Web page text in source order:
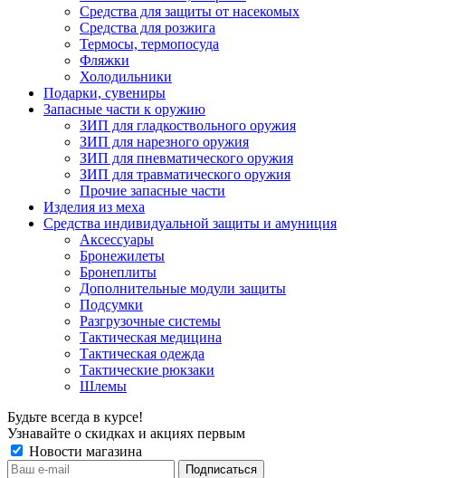
Средства для защиты от насекомых
Средства для розжига
Термосы, термопосуда
Фляжки
Холодильники
Подарки, сувениры
Запасные части к оружию
ЗИП для гладкоствольного оружия
ЗИП для нарезного оружия
ЗИП для пневматического оружия
ЗИП для травматического оружия
Прочие запасные части
Изделия из меха
Средства индивидуальной защиты и амуниция
Аксессуары
Бронежилеты
Бронеплиты
Дополнительные модули защиты
Подсумки
Разгрузочные системы
Тактическая медицина
Тактическая одежда
Тактические рюкзаки
Шлемы
Будьте всегда в курсе!
Узнавайте о скидках и акциях первым
Новости магазина